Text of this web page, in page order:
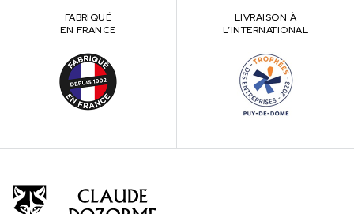
FABRIQUÉ
EN FRANCE
LIVRAISON À
L’INTERNATIONAL